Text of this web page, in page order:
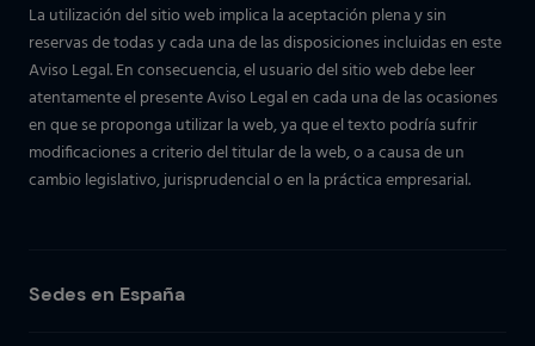
La utilización del sitio web implica la aceptación plena y sin
reservas de todas y cada una de las disposiciones incluidas en este
Aviso Legal. En consecuencia, el usuario del sitio web debe leer
atentamente el presente Aviso Legal en cada una de las ocasiones
en que se proponga utilizar la web, ya que el texto podría sufrir
modificaciones a criterio del titular de la web, o a causa de un
cambio legislativo, jurisprudencial o en la práctica empresarial.
Sedes en España